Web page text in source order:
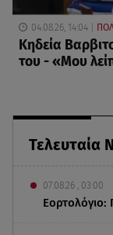
Τελευταία
07.08.26 , 03:00
Εορτολόγιο:
04.08.26, 14:04
Κηδεία
του - «Μου